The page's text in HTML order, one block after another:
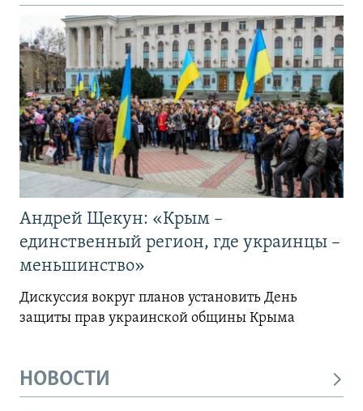
Андрей Щекун: «Крым –
единственный регион, где украинцы –
меньшинство»
Дискуссия вокруг планов установить День
защиты прав украинской общины Крыма
НОВОСТИ